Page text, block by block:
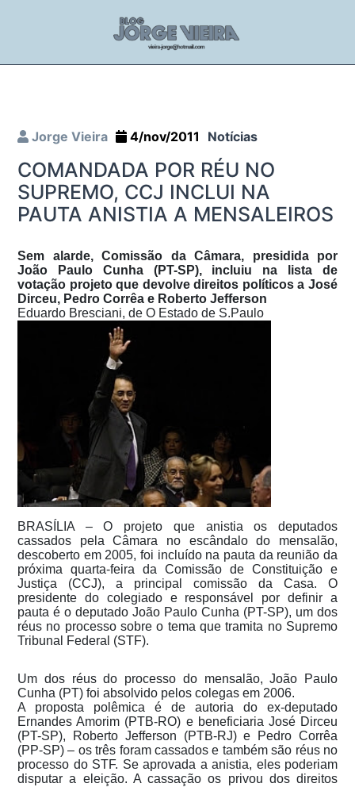
Jorge Vieira 4/nov/2011 Notícias
COMANDADA POR RÉU NO
SUPREMO, CCJ INCLUI NA
PAUTA ANISTIA A MENSALEIROS
Sem alarde, Comissão da Câmara, presidida por
João Paulo Cunha (PT-SP), incluiu na lista de
votação projeto que devolve direitos políticos a José
Dirceu, Pedro Corrêa e Roberto Jefferson
Eduardo Bresciani, de O Estado de S.Paulo
BRASÍLIA – O projeto que anistia os deputados
cassados pela Câmara no escândalo do mensalão,
descoberto em 2005, foi incluído na pauta da reunião da
próxima quarta-feira da Comissão de Constituição e
Justiça (CCJ), a principal comissão da Casa. O
presidente do colegiado e responsável por definir a
pauta é o deputado João Paulo Cunha (PT-SP), um dos
réus no processo sobre o tema que tramita no Supremo
Tribunal Federal (STF).
Um dos réus do processo do mensalão, João Paulo
Cunha (PT) foi absolvido pelos colegas em 2006.
A proposta polêmica é de autoria do ex-deputado
Ernandes Amorim (PTB-RO) e beneficiaria José Dirceu
(PT-SP), Roberto Jefferson (PTB-RJ) e Pedro Corrêa
(PP-SP) – os três foram cassados e também são réus no
processo do STF. Se aprovada a anistia, eles poderiam
disputar a eleição. A cassação os privou dos direitos